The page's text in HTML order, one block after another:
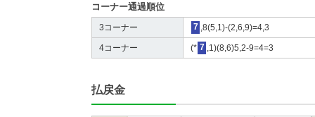
コーナー通過順位
3コーナー 7 ,8(5,1)-(2,6,9)=4,3
4コーナー (* 7 ,1)(8,6)5,2-9=4=3
払戻金